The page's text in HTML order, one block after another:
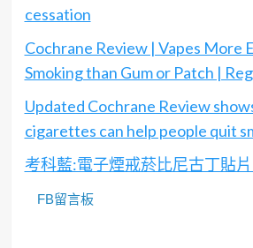
cessation
Cochrane Review | Vapes More
Smoking than Gum or Patch |
Updated Cochrane Review
cigarettes can help people quit
考科藍:電子煙戒菸比尼古丁貼
FB留言板